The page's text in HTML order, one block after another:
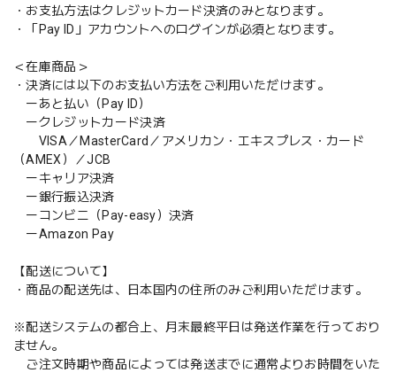
・お支払方法はクレジットカード決済のみとなります。
・「Pay ID」アカウントへのログインが必須となります。
＜在庫商品＞
・決済には以下のお支払い方法をご利用いただけます。
ーあと払い（Pay ID）
ークレジットカード決済
VISA／MasterCard／アメリカン・エキスプレス・カード
（AMEX）／JCB
ーキャリア決済
ー銀行振込決済
ーコンビニ（Pay-easy）決済
ーAmazon Pay
【配送について】
・商品の配送先は、日本国内の住所のみご利用いただけます。
※配送システムの都合上、月末最終平日は発送作業を行っており
ません。
ご注文時期や商品によっては発送までに通常よりお時間をいた